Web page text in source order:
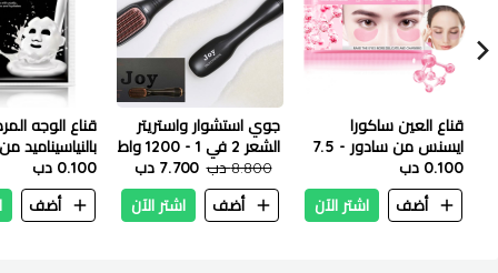
قناع العين ساكورا
ايسنس من سادور - 7.5
جم
0.100 دب
أضف
اشتر الآن
جوي استشوار واستريتر
الشعر 2 في 1 - 1200 واط
8.800 دب
7.700 دب
أضف
اشتر الآن
قناع الوجه
بالنياسيناميد
25 مل
0.100 دب
أضف